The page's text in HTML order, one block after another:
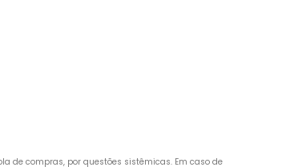
de compras, por questões sistêmicas. Em caso de